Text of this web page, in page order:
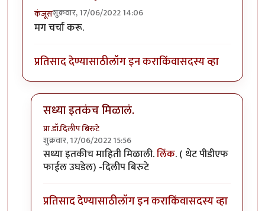
कंजूसशुक्रवार, 17/06/2022 14:06
मग चर्चा करू.
प्रतिसाद देण्यासाठीलॉग इन कराकिंवासदस्य व्हा
सध्या इतकंच मिळालं.
प्रा.डॉ.दिलीप बिरुटे
शुक्रवार, 17/06/2022 15:56
In reply toअग्निपथ योजनेची माहिती देणा ऱ्या लेखाची लिंक
सध्या इतकीच माहिती मिळाली.लिंक. ( थेट पीडीएफ
फाईल उघडेल) -दिलीप बिरुटे
प्रतिसाद देण्यासाठीलॉग इन कराकिंवासदस्य व्हा